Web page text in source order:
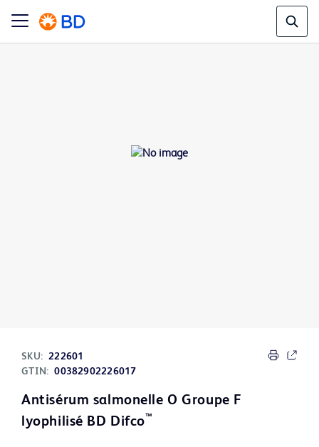
SKU: 222601
GTIN: 00382902226017
Antisérum salmonelle O Groupe F
lyophilisé BD Difco™